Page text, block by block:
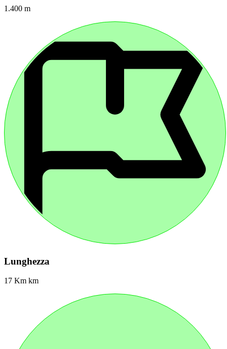
1.400 m
Lunghezza
17 Km km